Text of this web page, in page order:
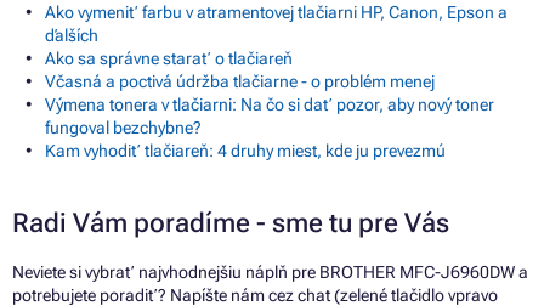
Ako vymeniť farbu v atramentovej tlačiarni HP, Canon, Epson a
ďalších
Ako sa správne starať o tlačiareň
Včasná a poctivá údržba tlačiarne - o problém menej
Výmena tonera v tlačiarni: Na čo si dať pozor, aby nový toner
fungoval bezchybne?
Kam vyhodiť tlačiareň: 4 druhy miest, kde ju prevezmú
Radi Vám poradíme - sme tu pre Vás
Neviete si vybrať najvhodnejšiu náplň pre BROTHER MFC-J6960DW a
potrebujete poradiť? Napíšte nám cez chat (zelené tlačidlo vpravo